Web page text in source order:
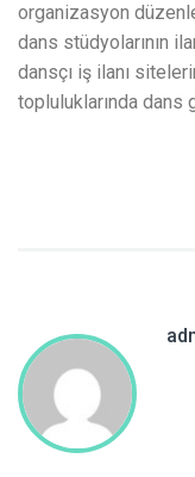
organizasyon
dans stüdyolarının
dansçı iş ilanı
topluluklarında